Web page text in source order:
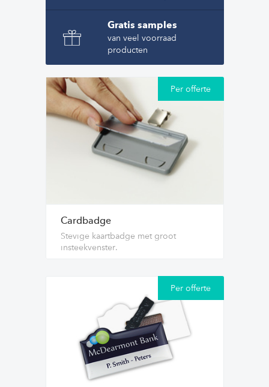
Gratis samples
van veel voorraad
producten
Per offerte
Cardbadge
Stevige kaartbadge met groot
insteekvenster.
Per offerte